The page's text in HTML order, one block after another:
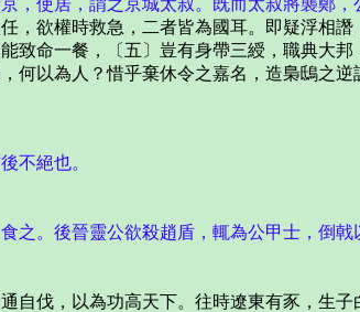
欲權時救急，二者皆為國耳。即疑浮相譖
致命一餐，〔五〕豈有身帶三綬，職典大
以為人？惜乎棄休令之嘉名，造梟鴟之
不絕也。
後晉靈公欲殺趙盾，輒為公甲士，倒戟
伐，以為功高天下。往時遼東有豕，生子